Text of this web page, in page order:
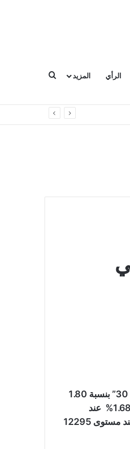
الرأي المزيد
ارتفعت مؤشرات البورصة بمنتصف تعاملات اليوم الأحد، وارتفع مؤشر “إيجي إكس 30” بنسبة 1.80
% عند مستوى 28842 نقطة، وصعد مؤشر “إيجي إكس 30 محدد الأوزان” بنسبة 1.68% عند
مستوى 35280 نقطة، وقفز مؤشر “إيجي إكس 30 للعائد الكلي” بنسبة 1.69% عند مستوى 12295